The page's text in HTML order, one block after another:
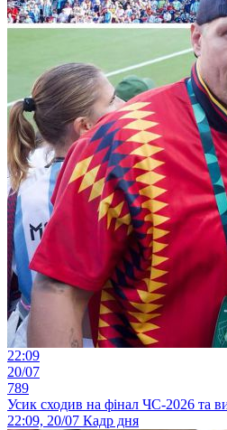
22:09
20/07
789
Усик сходив на фінал ЧС-2026 та
22:09, 20/07 Кадр дня